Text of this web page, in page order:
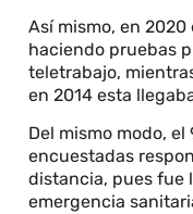
Así mismo, en 2020
haciendo pruebas
teletrabajo,
en 2014 esta
Del mismo modo, el
encuestadas
distancia, pues fue
emergencia